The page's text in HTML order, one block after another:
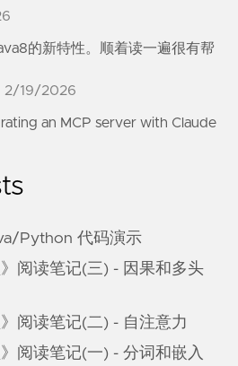
的新特性。顺着读一遍很有帮
2/19/2026
an MCP server with Claude
Python 代码演示
》阅读笔记(三) - 因果和多头
阅读笔记(二) - 自注意力
阅读笔记(一) - 分词和嵌入